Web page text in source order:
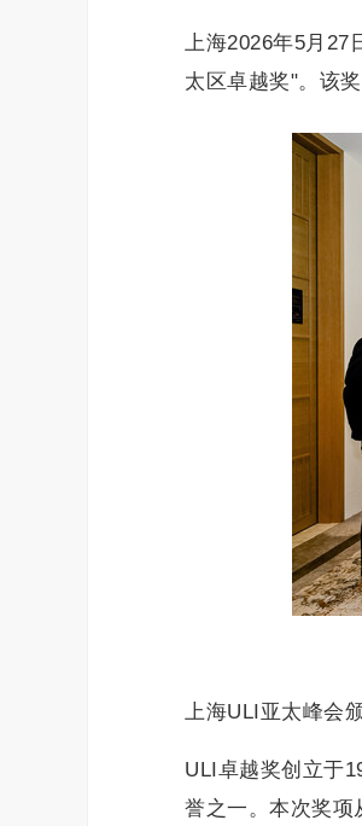
上海2026年5月27
太区卓越奖"。该
上海ULI亚太峰会
ULI卓越奖创立于
誉之一。本次奖项